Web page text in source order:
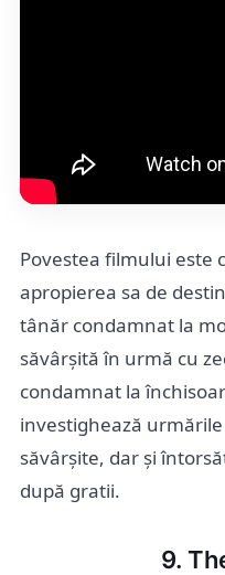
Povestea filmului este
apropierea sa de
tânăr condamnat la
săvârșită în urmă cu
condamnat la
investighează
săvârșite, dar și
după gratii.
9.